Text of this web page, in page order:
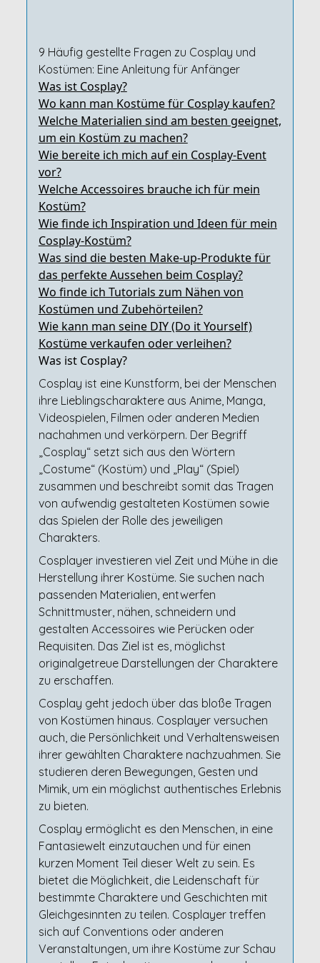
9 Häufig gestellte Fragen zu Cosplay und
Kostümen: Eine Anleitung für Anfänger
Was ist Cosplay?
Wo kann man Kostüme für Cosplay kaufen?
Welche Materialien sind am besten geeignet,
um ein Kostüm zu machen?
Wie bereite ich mich auf ein Cosplay-Event
vor?
Welche Accessoires brauche ich für mein
Kostüm?
Wie finde ich Inspiration und Ideen für mein
Cosplay-Kostüm?
Was sind die besten Make-up-Produkte für
das perfekte Aussehen beim Cosplay?
Wo finde ich Tutorials zum Nähen von
Kostümen und Zubehörteilen?
Wie kann man seine DIY (Do it Yourself)
Kostüme verkaufen oder verleihen?
Was ist Cosplay?
Cosplay ist eine Kunstform, bei der Menschen
ihre Lieblingscharaktere aus Anime, Manga,
Videospielen, Filmen oder anderen Medien
nachahmen und verkörpern. Der Begriff
„Cosplay“ setzt sich aus den Wörtern
„Costume“ (Kostüm) und „Play“ (Spiel)
zusammen und beschreibt somit das Tragen
von aufwendig gestalteten Kostümen sowie
das Spielen der Rolle des jeweiligen
Charakters.
Cosplayer investieren viel Zeit und Mühe in die
Herstellung ihrer Kostüme. Sie suchen nach
passenden Materialien, entwerfen
Schnittmuster, nähen, schneidern und
gestalten Accessoires wie Perücken oder
Requisiten. Das Ziel ist es, möglichst
originalgetreue Darstellungen der Charaktere
zu erschaffen.
Cosplay geht jedoch über das bloße Tragen
von Kostümen hinaus. Cosplayer versuchen
auch, die Persönlichkeit und Verhaltensweisen
ihrer gewählten Charaktere nachzuahmen. Sie
studieren deren Bewegungen, Gesten und
Mimik, um ein möglichst authentisches Erlebnis
zu bieten.
Cosplay ermöglicht es den Menschen, in eine
Fantasiewelt einzutauchen und für einen
kurzen Moment Teil dieser Welt zu sein. Es
bietet die Möglichkeit, die Leidenschaft für
bestimmte Charaktere und Geschichten mit
Gleichgesinnten zu teilen. Cosplayer treffen
sich auf Conventions oder anderen
Veranstaltungen, um ihre Kostüme zur Schau